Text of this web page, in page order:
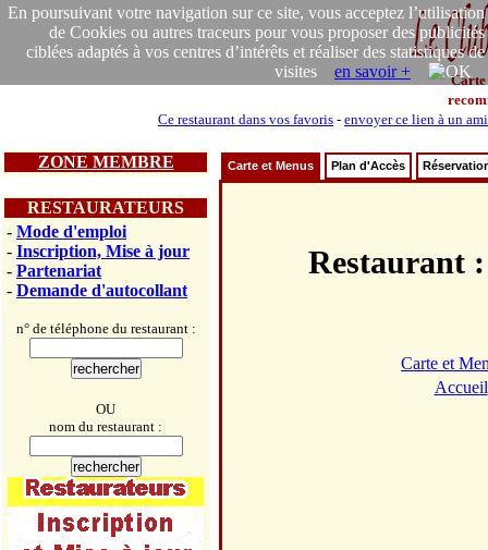
En poursuivant votre navigation sur ce site, vous acceptez l’utilisation
de Cookies ou autres traceurs pour vous proposer des publicités
ciblées adaptés à vos centres d’intérêts et réaliser des statistiques de
visites en savoir +
Carte
Ce restaurant dans vos favoris - envoyer ce lien à un ami
ZONE MEMBRE
RESTAURATEURS
- Mode d'emploi
- Inscription, Mise à jour
- Partenariat
- Demande d'autocollant
n° de téléphone du restaurant :
OU
nom du restaurant :
Carte et Menus Plan d'Accès
Restaurant
Carte et
Accueil